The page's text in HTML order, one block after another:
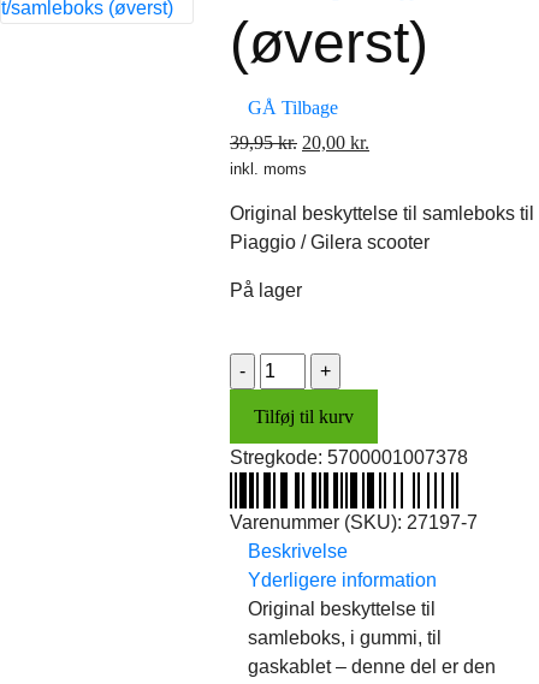
(øverst)
GÅ Tilbage
39,95kr. Den
oprindelige
20,00 kr.
inkl. moms
Original beskyttelse til samleboks til
Piaggio / Gilera scooter
På lager
Beskyttelse
t/samleboks
(øverst)
antal
Tilføj til kurv
Stregkode: 5700001007378
Varenummer (SKU): 27197-7
Beskrivelse
Yderligere information
Original beskyttelse til
samleboks, i gummi, til
gaskablet – denne del er den